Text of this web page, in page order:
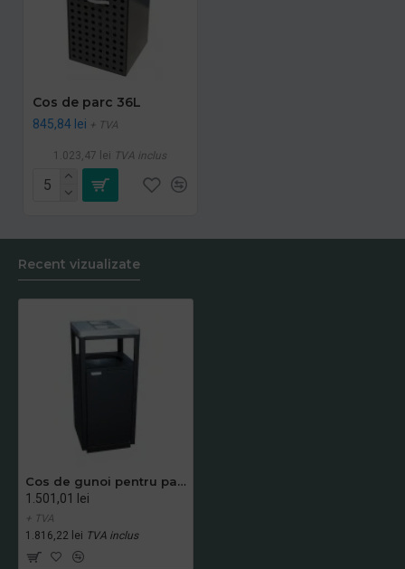
Cos de parc 36L
845,84 lei + TVA
1.023,47 lei TVA inclus
Recent vizualizate
Cos de gunoi pentru parc, Negru, 45 L
1.501,01 lei
+ TVA
1.816,22 lei TVA inclus